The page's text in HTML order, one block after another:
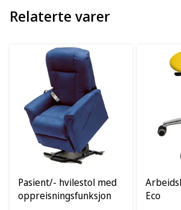
Relaterte varer
Pasient/- hvilestol med
oppreisningsfunksjon
Eco